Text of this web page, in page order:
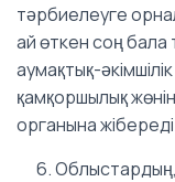
тәрбиелеуге
ай өткен соң бала
аумақтық-
қамқоршылық
органына
6. Облыстардың,